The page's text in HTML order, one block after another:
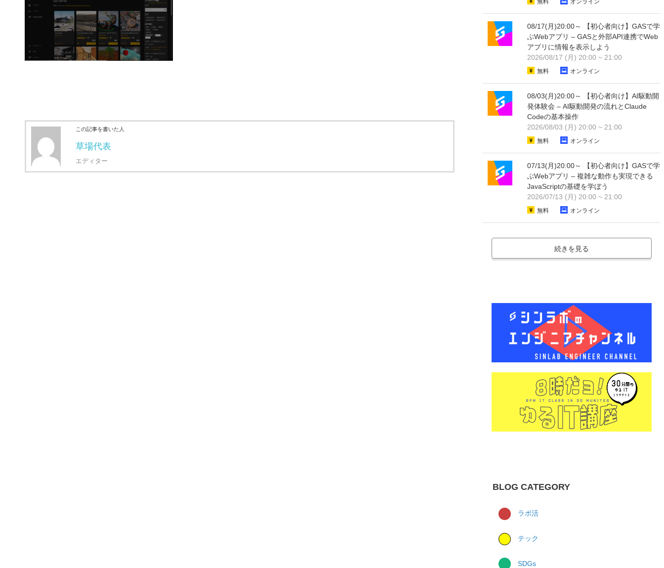
この記事を書いた人
草場代表
エディター
無料 オンライン
08/17(月)20:00～ 【初心者向け】GASで学
ぶWebアプリ – GASと外部API連携でWeb
アプリに情報を表示しよう
2026/08/17 (月) 20:00 ~ 21:00
無料 オンライン
08/03(月)20:00～ 【初心者向け】AI駆動開
発体験会 – AI駆動開発の流れとClaude
Codeの基本操作
2026/08/03 (月) 20:00 ~ 21:00
無料 オンライン
07/13(月)20:00～ 【初心者向け】GASで学
ぶWebアプリ – 複雑な動作も実現できる
JavaScriptの基礎を学ぼう
2026/07/13 (月) 20:00 ~ 21:00
無料 オンライン
続きを見る
BLOG CATEGORY
ラボ活
テック
SDGs